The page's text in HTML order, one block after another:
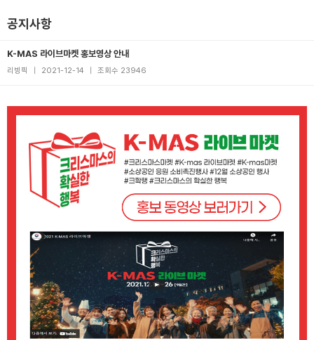
공지사항
K-MAS 라이브마켓 홍보영상 안내
리빙픽 2021-12-14 조회수 23946